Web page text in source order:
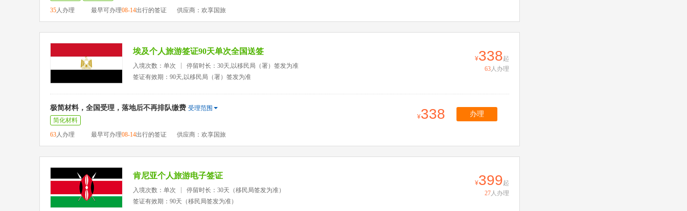
35人办理 最早可办理08-14出行的签证 供应商：欢享国旅
埃及个人旅游签证90天单次全国送签
入境次数：单次
停留时长：30天,以移民局（署）签发为准
签证有效期：90天,以移民局（署）签发为准
338起
63人办理
极简材料，全国受理，落地后不再排队缴费 受理范围
简化材料
63人办理 最早可办理08-14出行的签证 供应商：欢享国旅
338 办理
肯尼亚个人旅游电子签证
入境次数：单次
停留时长：30天（移民局签发为准）
签证有效期：90天（移民局签发为准）
399起
27人办理